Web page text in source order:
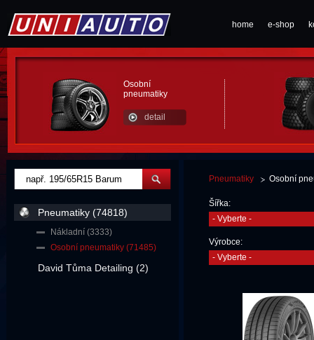
home e-shop
Osobní
pneumatiky
detail
Pneumatiky Osobní
Šířka:
- Vyberte -
Výrobce:
- Vyberte -
Pneumatiky (74818)
Nákladní (3333)
Osobní pneumatiky (71485)
David Tůma Detailing (2)